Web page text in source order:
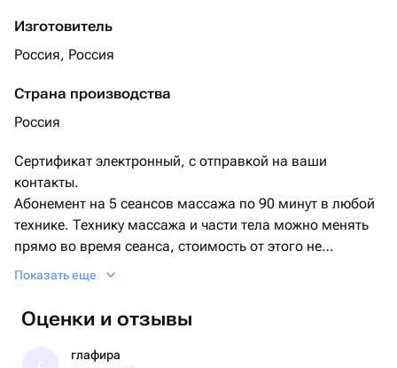
Изготовитель
Россия, Россия
Страна производства
Россия
Сертификат электронный, с отправкой на ваши
контакты.
Абонемент на 5 сеансов массажа по 90 минут в любой
технике. Технику массажа и части тела можно менять
прямо во время сеанса, стоимость от этого не
изменится.
Показать еще
Оценки и отзывы
глафира